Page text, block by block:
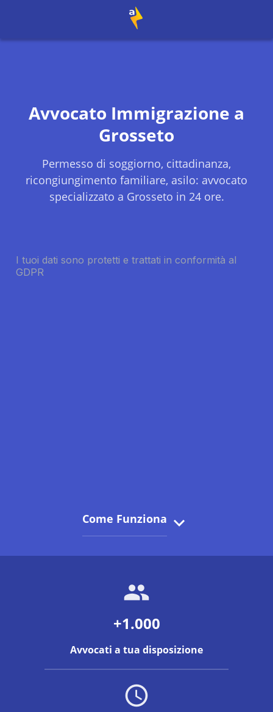
Avvocato Immigrazione a
Grosseto
Permesso di soggiorno, cittadinanza,
ricongiungimento familiare, asilo: avvocato
specializzato a Grosseto in 24 ore.
Come Funziona
+1.000
Avvocati a tua disposizione